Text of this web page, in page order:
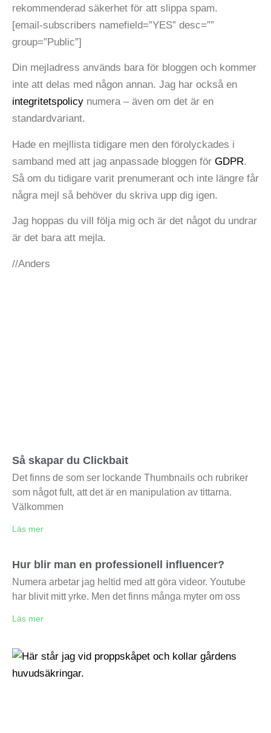
rekommenderad säkerhet för att slippa spam.
[email-subscribers namefield=”YES” desc=””
group=”Public”]
Din mejladress används bara för bloggen och kommer
inte att delas med någon annan. Jag har också en
integritetspolicy numera – även om det är en
standardvariant.
Hade en mejllista tidigare men den förolyckades i
samband med att jag anpassade bloggen för GDPR.
Så om du tidigare varit prenumerant och inte längre får
några mejl så behöver du skriva upp dig igen.
Jag hoppas du vill följa mig och är det något du undrar
är det bara att mejla.
//Anders
Så skapar du Clickbait
Det finns de som ser lockande Thumbnails och rubriker
som något fult, att det är en manipulation av tittarna.
Välkommen
Läs mer
Hur blir man en professionell influencer?
Numera arbetar jag heltid med att göra videor. Youtube
har blivit mitt yrke. Men det finns många myter om oss
Läs mer